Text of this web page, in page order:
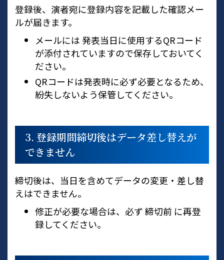
登録後、演者宛に登録内容を記載した確認メー
ルが届きます。
メールには 発表当日に使用するQRコード
が添付されていますので保存しておいてく
ださい。
QRコードは発表時に必ず必要となるため、
紛失しないよう保管してください。
3. 登録期間締切後はデータ差し替えが
できません
締切後は、当日を含めてデータの変更・差し替
えはできません。
修正が必要な場合は、必ず 締切前 に再登
録してください。